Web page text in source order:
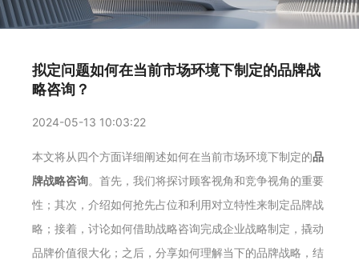
拟定问题如何在当前市场环境下制定的品牌战
略咨询？
2024-05-13 10:03:22
本文将从四个方面详细阐述如何在当前市场环境下制定的品
牌战略咨询。首先，我们将探讨顾客视角和竞争视角的重要
性；其次，介绍如何抢先占位和利用对立特性来制定品牌战
略；接着，讨论如何借助战略咨询完成企业战略制定，撬动
品牌价值很大化；之后，分享如何理解当下的品牌战略，结